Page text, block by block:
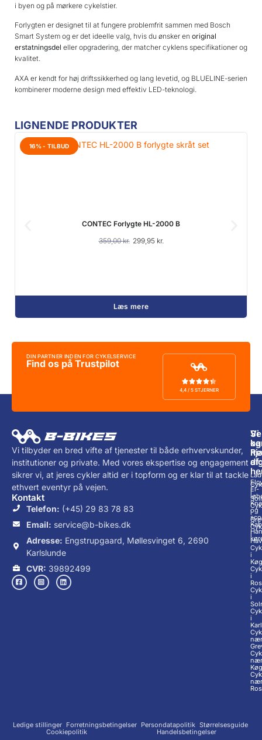
i byen og på mørkere cykelstier.
Forlygten er designet til at fungere problemfrit sammen med Bosch
Smart System og er det ideelle valg, hvis du ønsker en original
erstatningsdel eller opgradering, der matcher cyklens specifikationer og
kvalitet.
AXA er kendt for høj driftssikkerhed og lang levetid, og BLUELINE-serien
kombinerer moderne design med effektiv LED-teknologi.
LIGNENDE PRODUKTER
16% - TILBUD
CONTEC Forlygte HL-2000 B
359,00kr. 299,95 kr.
Læs mere
DIN PARTNER INDEN FOR CYKELSERVICE
Find os på Trustpilot
4,4 / 5 STJERNER
Vi tilbyder en bred vifte af tjenester til både erhvervskunder,
institutioner og private. Med vores ekspertise og engagement
sikrer vi, at jeres cykler altid er i topform og er klar til at tackle
ethvert eventyr på vejen.
Kontakt
Telefon: (+45) 29 83 78 83
Email: service@b-bikes.dk
Adresse: Engstrupgaard, Møllesvinget 6, 2690
Karlslunde
CVR: 39892499
Vi
i
i
i
i
i
i
i
nær
nær
nær
og
af:
El-
og
Ledige stillinger Forretningsbetingelser Persondatapolitik Størrelsesguide
Cookiepolitik
Handelsbetingelser